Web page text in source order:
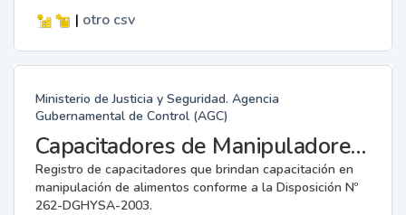
| otro csv
Ministerio de Justicia y Seguridad. Agencia
Gubernamental de Control (AGC)
Capacitadores de Manipuladores de Alimentos.
Registro de capacitadores que brindan capacitación en
manipulación de alimentos conforme a la Disposición Nº
262-DGHYSA-2003.